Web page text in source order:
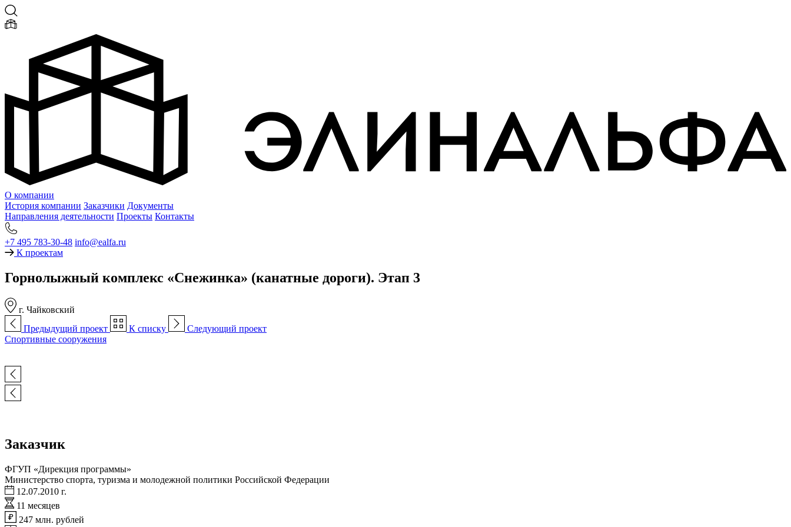
О компании
История компании Заказчики Документы
Направления деятельности Проекты Контакты
+7 495 783-30-48 info@ealfa.ru
К проектам
Горнолыжный комплекс «Снежинка» (канатные дороги). Этап 3
г. Чайковский
Предыдущий проект
К списку
Следующий проект
Спортивные сооружения
Заказчик
ФГУП «Дирекция программы»
Министерство спорта, туризма и молодежной политики Российской Федерации
12.07.2010 г.
11 месяцев
247 млн. рублей